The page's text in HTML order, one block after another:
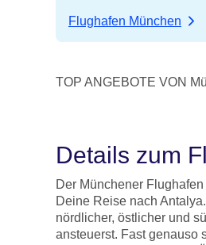
Flughafen München
TOP ANGEBOTE VON
Details zum
Der Münchener
Deine Reise nach
nördlicher, östlicher und
ansteuerst. Fast genauso